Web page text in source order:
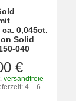
0,045ct.
Solid
040
€
versandfreie
4 – 6